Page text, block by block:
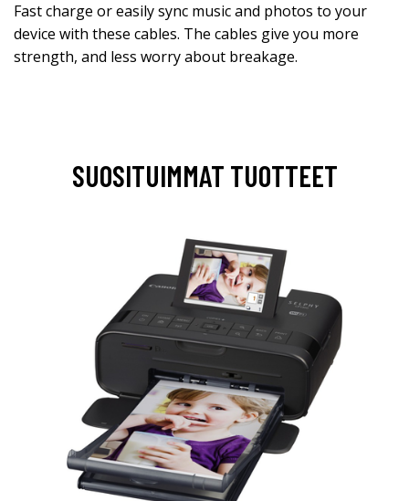
Fast charge or easily sync music and photos to your
device with these cables. The cables give you more
strength, and less worry about breakage.
SUOSITUIMMAT TUOTTEET